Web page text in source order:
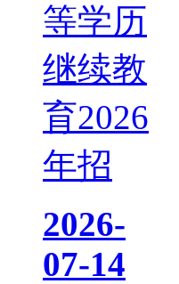
等学历
继续教
育2026
年招
2026-
07-14